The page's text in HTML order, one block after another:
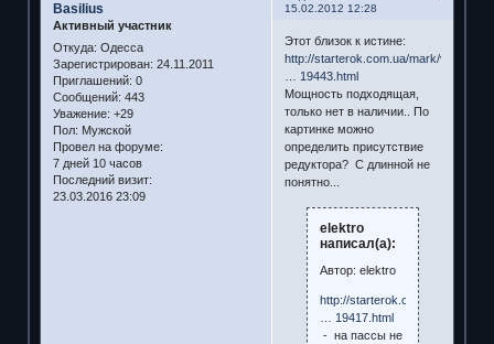
15.02.2012 12:28
Basilius
Активный участник
Откуда: Одесса
Зарегистрирован: 24.11.2011
Приглашений: 0
Сообщений: 443
Уважение: +29
Пол: Мужской
Провел на форуме:
7 дней 10 часов
Последний визит:
23.03.2016 23:09
Этот близок к истине:
http://starterok.com.ua/mark/
… 19443.html
Мощность подходящая,
только нет в наличии.. По
картинке можно
определить присутствие
редуктора? С длинной не
понятно...
elektro
написал(а):
Автор: elektro
http://starterok.com.ua/mark/
… 19417.html
- на пассы не